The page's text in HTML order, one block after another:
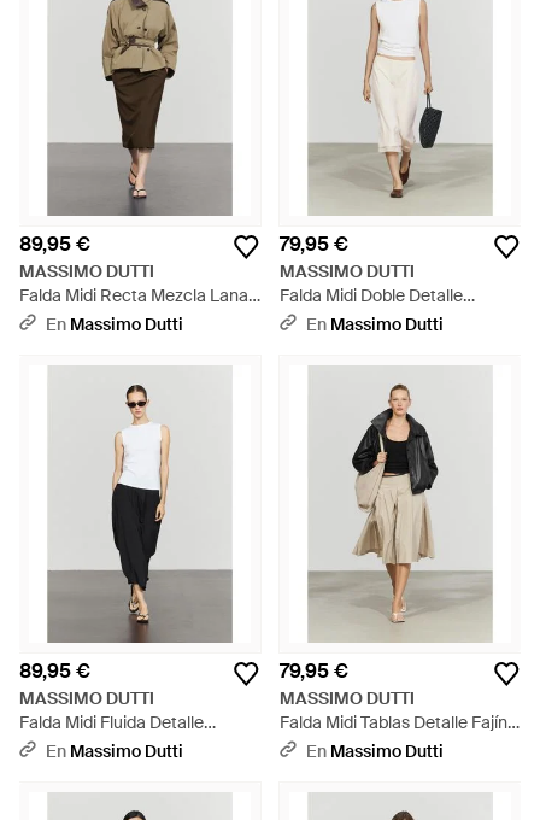
89,95 €
MASSIMO DUTTI
Falda Midi Recta Mezcla Lana -
Neutro
En Massimo Dutti
79,95 €
MASSIMO DUTTI
Falda Midi Doble Detalle
Costuras - Neutro
En Massimo Dutti
89,95 €
MASSIMO DUTTI
Falda Midi Fluida Detalle
Paneles Asimétricos - Blanco
En Massimo Dutti
79,95 €
MASSIMO DUTTI
Falda Midi Tablas Detalle Fajín
Contraste - Multicolor
En Massimo Dutti